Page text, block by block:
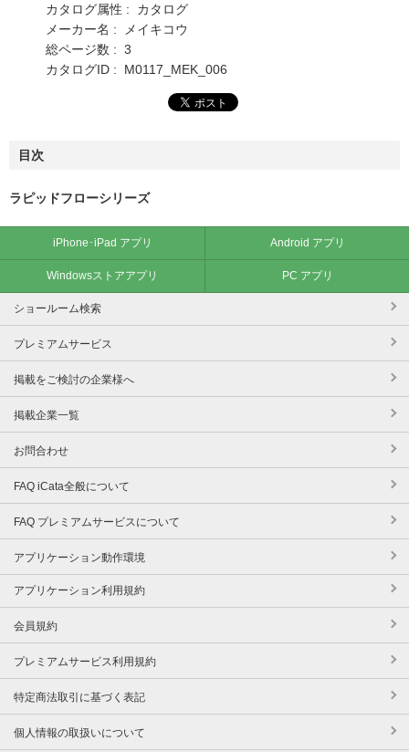
カタログ属性 : カタログ
メーカー名 : メイキコウ
総ページ数 : 3
カタログID : M0117_MEK_006
目次
ラピッドフローシリーズ
iPhone･iPad アプリ Android アプリ
Windowsストアアプリ PC アプリ
ショールーム検索
プレミアムサービス
掲載をご検討の企業様へ
掲載企業一覧
お問合わせ
FAQ iCata全般について
FAQ プレミアムサービスについて
アプリケーション動作環境
アプリケーション利用規約
会員規約
プレミアムサービス利用規約
特定商法取引に基づく表記
個人情報の取扱いについて